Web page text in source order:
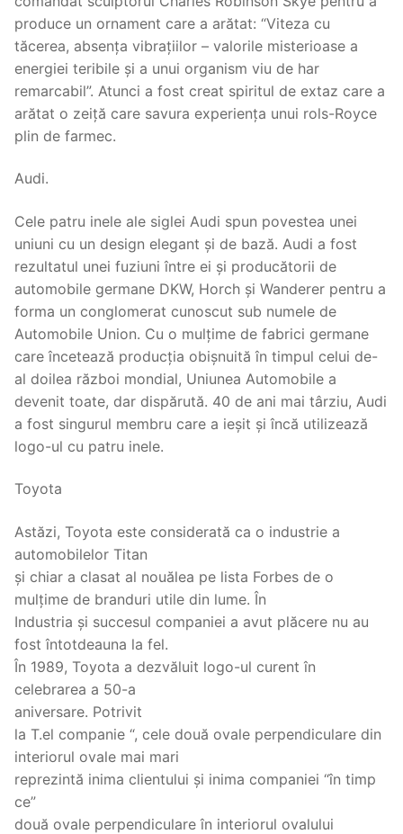
produce un ornament care a arătat: “Viteza cu
tăcerea, absența vibrațiilor – valorile misterioase a
energiei teribile și a unui organism viu de har
remarcabil”. Atunci a fost creat spiritul de extaz care a
arătat o zeiță care savura experiența unui rols-Royce
plin de farmec.
Audi.
Cele patru inele ale siglei Audi spun povestea unei
uniuni cu un design elegant și de bază. Audi a fost
rezultatul unei fuziuni între ei și producătorii de
automobile germane DKW, Horch și Wanderer pentru a
forma un conglomerat cunoscut sub numele de
Automobile Union. Cu o mulțime de fabrici germane
care încetează producția obișnuită în timpul celui de-
al doilea război mondial, Uniunea Automobile a
devenit toate, dar dispărută. 40 de ani mai târziu, Audi
a fost singurul membru care a ieșit și încă utilizează
logo-ul cu patru inele.
Toyota
Astăzi, Toyota este considerată ca o industrie a
automobilelor Titan
și chiar a clasat al nouălea pe lista Forbes de o
mulțime de branduri utile din lume. În
Industria și succesul companiei a avut plăcere nu au
fost întotdeauna la fel.
În 1989, Toyota a dezvăluit logo-ul curent în
celebrarea a 50-a
aniversare. Potrivit
la T.el companie “, cele două ovale perpendiculare din
interiorul ovale mai mari
reprezintă inima clientului și inima companiei “în timp
ce”
două ovale perpendiculare în interiorul ovalului